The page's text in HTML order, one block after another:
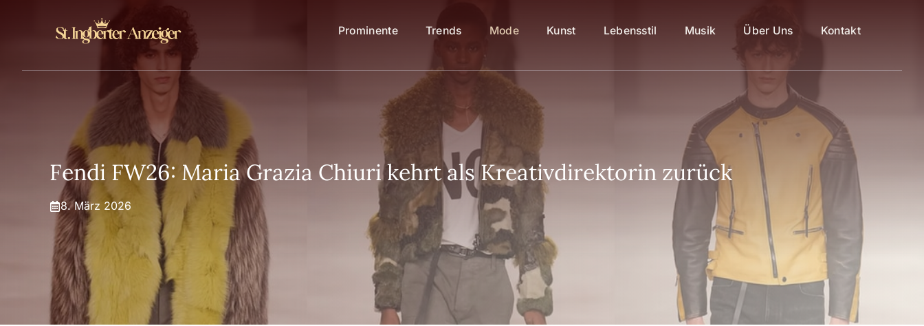
Prominente Trends Mode Kunst Lebensstil Musik Über Uns Kontakt
Fendi FW26: Maria Grazia Chiuri kehrt als Kreativdirektorin zurück
8. März 2026